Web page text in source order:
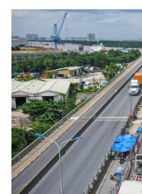
Hàng hải
Đường sắt đô thị
Nhà thầu
Mời thầu - Đấu thầu
Thi viết về GTVT
Chung tay vì ATGT
Gương sáng giao thông
Lao động - Công đoàn
Showbiz
Điện ảnh
Âm nhạc
Bóng đá
Bình luận
Hậu trường sao
360 độ thể thao
Công nghệ
Công nghệ mới
Sản phẩm mới
Tư vấn
Thế giới
Thời sự Quốc tế
Hồ sơ tài liệu
Thế giới giao thông
Đi ++
Du lịch
Khám phá
Video
Thời sự